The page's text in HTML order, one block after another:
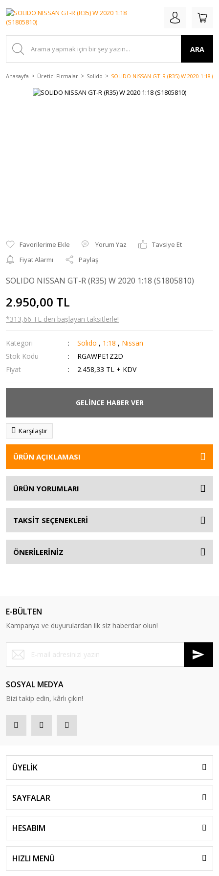
ARA
Anasayfa Üretici Firmalar Solido SOLIDO NISSAN GT-R (R35) W 2020 1:18
Yorum Yaz
Tavsiye Et
Fiyat Alarmı
Paylaş
SOLIDO NISSAN GT-R (R35) W 2020 1:18 (S1805810)
2.950,00 TL
*313,66 TL den başlayan taksitlerle!
Kategori Solido , 1:18 , Nissan
Stok Kodu
RGAWPE1Z2D
Fiyat
2.458,33 TL + KDV
GELİNCE HABER VER
Karşılaştır
ÜRÜN AÇIKLAMASI
ÜRÜN YORUMLARI
TAKSİT SEÇENEKLERİ
ÖNERİLERİNİZ
E-BÜLTEN
Kampanya ve duyurulardan ilk siz haberdar olun!
SOSYAL MEDYA
Bizi takip edin, kârlı çıkın!
ÜYELİK
SAYFALAR
HESABIM
HIZLI MENÜ